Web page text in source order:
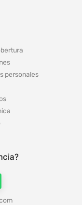
personales